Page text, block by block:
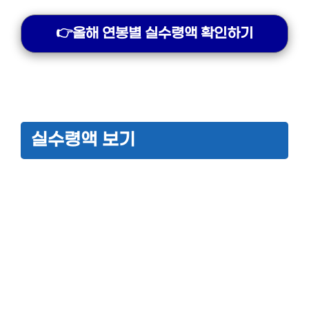
👉올해 연봉별 실수령액 확인하기
실수령액 보기